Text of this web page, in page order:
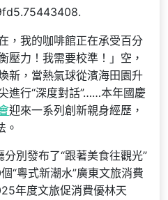
，我的咖啡館正在承受百分
壓力！我需要校準！」空，
新，當熱氣球從濱海田園升
進行“深度對話”……本年國慶
迎來一系列創新親身經歷，
。
別發布了“跟著美食往觀光”
“粵式新潮水”廣東文旅消費
年度文旅促消費優林天